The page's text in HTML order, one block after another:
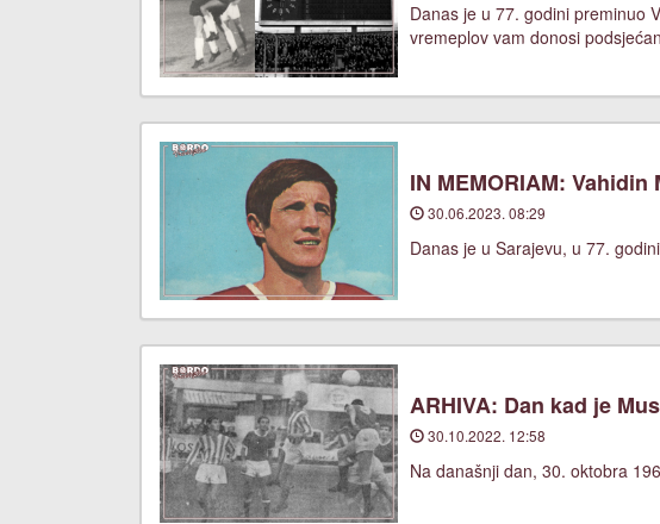
Danas je u 77. godini preminuo
vremeplov vam donosi
IN MEMORIAM: Vahidin
30.06.2023. 08:29
Danas je u Sarajevu, u 77.
ARHIVA: Dan kad je
30.10.2022. 12:58
Na današnji dan, 30. oktobra